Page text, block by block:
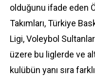
olduğunu ifade eden
Takımları, Türkiye
Ligi, Voleybol
üzere bu liglerde ve
kulübün yanı sıra